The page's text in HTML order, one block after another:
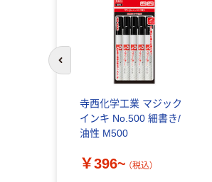
寺西化学工業 マジック
インキ No.500 細書き/
油性 M500
￥396~ （税込）
前のスライドへ